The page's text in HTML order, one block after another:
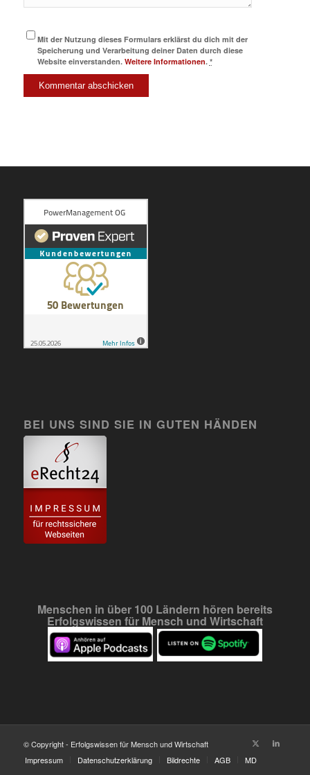
Mit der Nutzung dieses Formulars erklärst du dich mit der
Speicherung und Verarbeitung deiner Daten durch diese
Website einverstanden. Weitere Informationen. *
BEI UNS SIND SIE IN GUTEN HÄNDEN
Menschen in über 100 Ländern hören bereits
Erfolgswissen für Mensch und Wirtschaft
© Copyright - Erfolgswissen für Mensch und Wirtschaft
Impressum
Datenschutzerklärung Bildrechte AGB MD